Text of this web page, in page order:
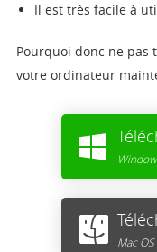
Il est très facile à
Pourquoi donc ne pas
votre ordinateur
Mac